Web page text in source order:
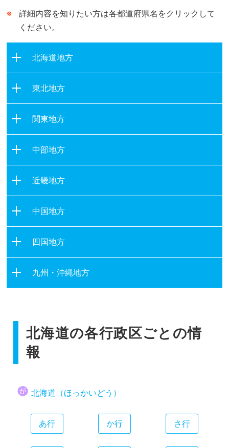
詳細内容を知りたい方は各都道府県名をクリックして
ください。
北海道地方
東北地方
宮城県
秋田県
山形県
福島県
関東地方
群馬県
埼玉県
千葉県
東京都
神奈川県
中部地方
石川県
福井県
山梨県
長野県
岐阜県
三重県
近畿地方
大阪府
兵庫県
奈良県
和歌山県
中国地方
岡山県
広島県
四国地方
九州・沖縄地方
長崎県
熊本県
鹿児島県
沖縄県
北海道の各行政区ごとの情
報
北海道（ほっかいどう）
あ行 か行 さ行